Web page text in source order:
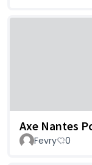
Axe Nantes
Fevry 0